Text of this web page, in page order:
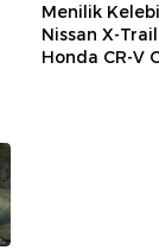
Menilik
Nissan X-
Honda CR-V